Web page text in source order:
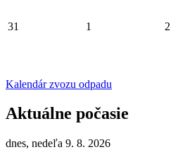
31 1 2
Kalendár zvozu odpadu
Aktuálne počasie
dnes, nedeľa 9. 8. 2026